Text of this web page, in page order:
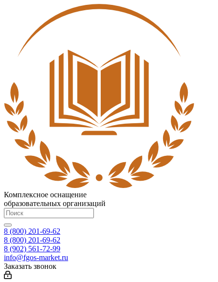
Комплексное оснащение
образовательных организаций
8 (800) 201-69-62
8 (800) 201-69-62
8 (902) 561-72-99
info@fgos-market.ru
Заказать звонок